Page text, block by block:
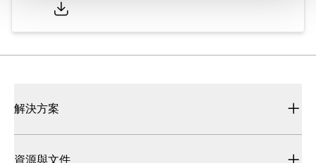
解決方案
資源與文件